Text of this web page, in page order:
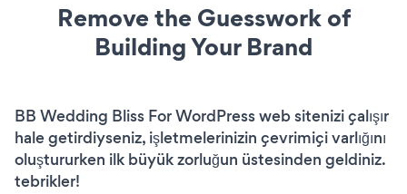
Remove the Guesswork of
Building Your Brand
BB Wedding Bliss For WordPress web sitenizi çalışır
hale getirdiyseniz, işletmelerinizin çevrimiçi varlığını
oluştururken ilk büyük zorluğun üstesinden geldiniz.
tebrikler!